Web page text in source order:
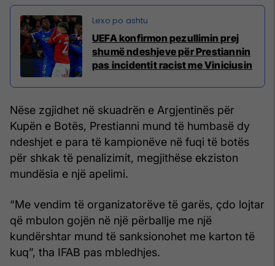
UEFA konfirmon pezullimin prej
shumë ndeshjeve për Prestiannin
pas incidentit racist me Viniciusin
Nëse zgjidhet në skuadrën e Argjentinës për
Kupën e Botës, Prestianni mund të humbasë dy
ndeshjet e para të kampionëve në fuqi të botës
për shkak të penalizimit, megjithëse ekziston
mundësia e një apelimi.
“Me vendim të organizatorëve të garës, çdo lojtar
që mbulon gojën në një përballje me një
kundërshtar mund të sanksionohet me karton të
kuq”, tha IFAB pas mbledhjes.